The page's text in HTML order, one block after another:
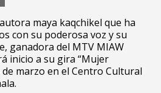
maya kaqchikel que ha
con su poderosa voz y su
ganadora del MTV MIAW
inicio a su gira “Mujer
marzo en el Centro Cultural